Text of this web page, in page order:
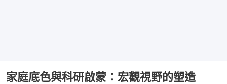
家庭底色與科研啟蒙：宏觀視野的塑造